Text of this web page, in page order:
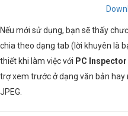
Nếu mới sử dụng, bạn sẽ thấy
chia theo dạng tab (lời khuyên là
thiết khi làm việc với PC
trợ xem trước ở dạng văn bản
JPEG.